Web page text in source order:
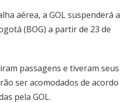
aérea, a GOL suspenderá a
(BOG) a partir de 23 de
passagens e tiveram seus
ser acomodados de acordo
pela GOL.